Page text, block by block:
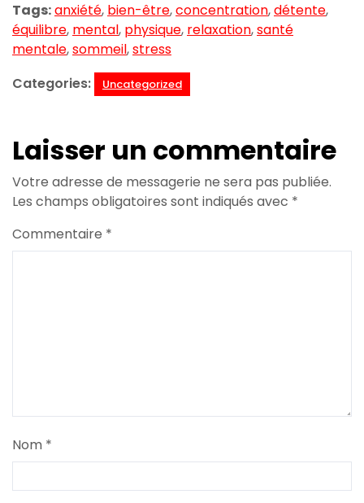
Tags:anxiété, bien-être,concentration,détente,
équilibre, mental, physique, relaxation,santé
mentale,sommeil,stress
Categories:
Uncategorized
Laisser un commentaire
Votre adresse de messagerie ne sera pas publiée.
Les champs obligatoires sont indiqués avec *
Commentaire *
Nom *